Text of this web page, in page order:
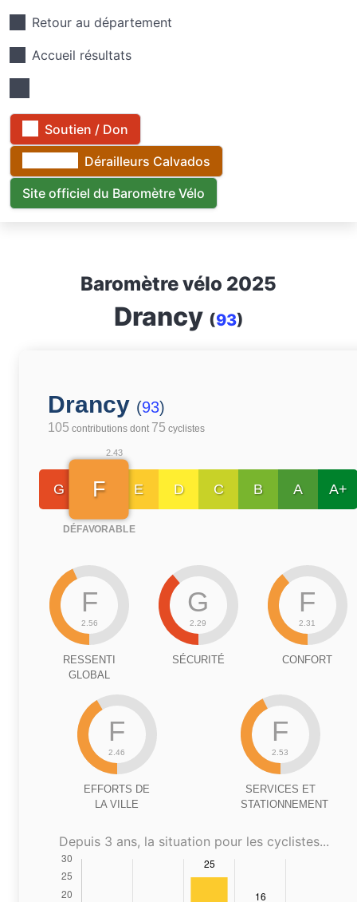
Retour au département
Accueil résultats
Soutien / Don
Dérailleurs Calvados
Site officiel du Baromètre Vélo
Baromètre vélo 2025
Drancy (93)
Drancy (93)
105 contributions dont 75 cyclistes
G
2.43
F
DÉFAVORABLE
E D C B A A+
F
2.56
RESSENTI
GLOBAL
G
2.29
SÉCURITÉ
F
2.31
CONFORT
F
2.46
EFFORTS DE
LA VILLE
F
2.53
SERVICES ET
STATIONNEMENT
Depuis 3 ans, la situation pour les cyclistes...